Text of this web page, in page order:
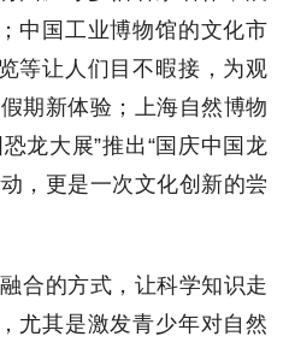
中国工业博物馆的文化市
等让人们目不暇接，为观
期新体验；上海自然博物
龙大展”推出“国庆中国龙
，更是一次文化创新的尝
合的方式，让科学知识走
尤其是激发青少年对自然